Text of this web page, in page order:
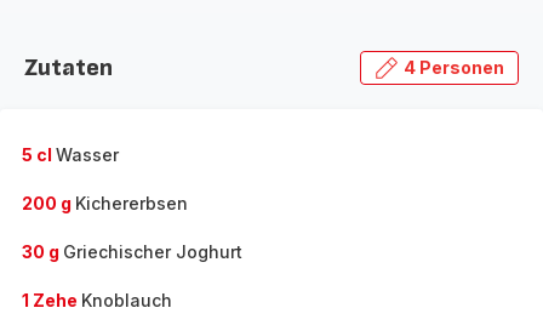
Zutaten 4 Personen
5 cl Wasser
200 g Kichererbsen
30 g Griechischer Joghurt
1 Zehe Knoblauch